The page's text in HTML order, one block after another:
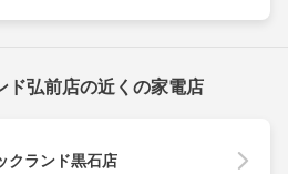
ド弘前店の近くの家電店
クランド黒石店